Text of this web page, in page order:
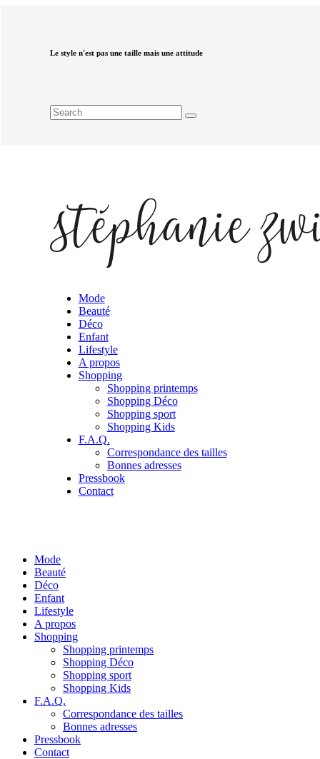
Le style n'est pas une taille mais une attitude
Mode
Beauté
Déco
Enfant
Lifestyle
A propos
Shopping
Shopping printemps
Shopping Déco
Shopping sport
Shopping Kids
F.A.Q.
Correspondance des tailles
Bonnes adresses
Pressbook
Contact
Mode
Beauté
Déco
Enfant
Lifestyle
A propos
Shopping
Shopping printemps
Shopping Déco
Shopping sport
Shopping Kids
F.A.Q.
Correspondance des tailles
Bonnes adresses
Pressbook
Contact